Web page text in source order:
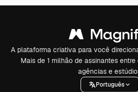
A plataforma criativa para você
Mais de 1 milhão de assinantes
agências e
Português